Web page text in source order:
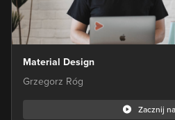
Material Design
Grzegorz Róg
Zacznij